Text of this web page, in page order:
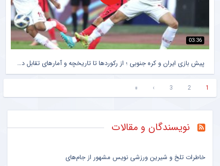
03:36
پیش بازی ایران و کره جنوبی ؛ از رکوردها تا تاریخچه و آمارهای تقابل دو تیم ؛ اولین بازی قرن تیم ملی ، تشریفاتی اما حیثیتی + سند
1
2
3
›
»
نویسندگان و مقالات
خاطرات تلخ و شیرین ورزشی نویس مشهور از جام‌های